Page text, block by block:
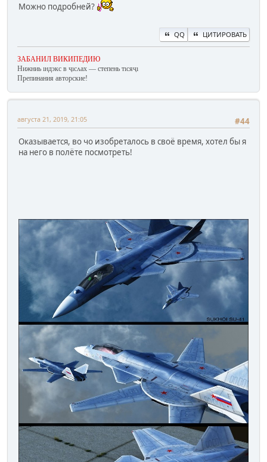
Можно подробней?
QQ ЦИТИРОВАТЬ
ЗАБАНИЛ ВИКИПЕДИЮ
Нижниь ıндэкс в ҷıсʌах — степень тıсяҷı
Препинания авторские!
#44
августа 21, 2019, 21:05
Оказывается, во чо изобреталось в своё время, хотел бы я
на него в полёте посмотреть!